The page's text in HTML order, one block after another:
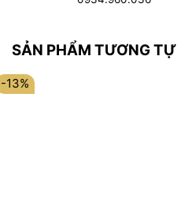
SẢN PHẨM TƯƠNG TỰ
-13%